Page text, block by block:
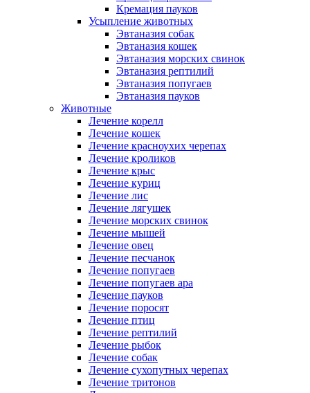
Кремация пауков
Усыпление животных
Эвтаназия собак
Эвтаназия кошек
Эвтаназия морских свинок
Эвтаназия рептилий
Эвтаназия попугаев
Эвтаназия пауков
Животные
Лечение корелл
Лечение кошек
Лечение красноухих черепах
Лечение кроликов
Лечение крыс
Лечение куриц
Лечение лис
Лечение лягушек
Лечение морских свинок
Лечение мышей
Лечение овец
Лечение песчанок
Лечение попугаев
Лечение попугаев ара
Лечение пауков
Лечение поросят
Лечение птиц
Лечение рептилий
Лечение рыбок
Лечение собак
Лечение сухопутных черепах
Лечение тритонов